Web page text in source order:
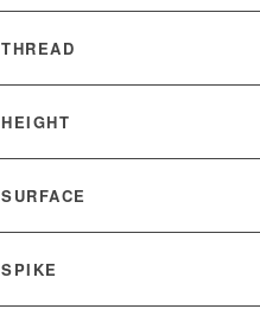
THREAD
HEIGHT
SURFACE
SPIKE